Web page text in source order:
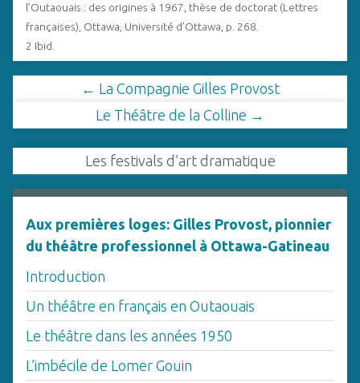
l’Outaouais : des origines à 1967, thèse de doctorat (Lettres
françaises), Ottawa, Université d’Ottawa, p. 268.
2 Ibid.
← La Compagnie Gilles Provost
Le Théâtre de la Colline →
Les festivals d’art dramatique
Aux premières loges: Gilles Provost, pionnier
du théâtre professionnel à Ottawa-Gatineau
Introduction
Un théâtre en français en Outaouais
Le théâtre dans les années 1950
L’imbécile de Lomer Gouin